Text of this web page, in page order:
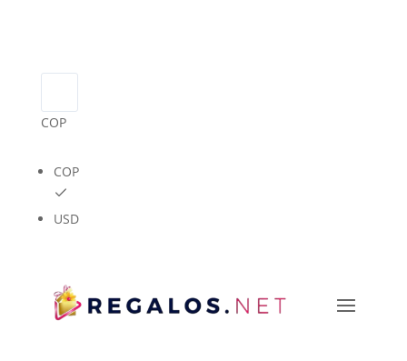
COP
COP
USD